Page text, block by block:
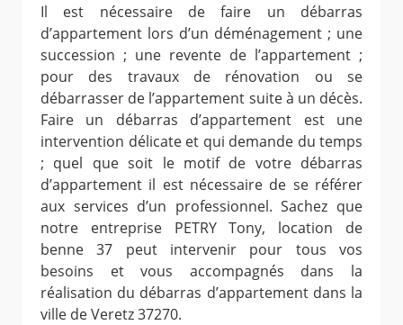
Il est nécessaire de faire un débarras
d’appartement lors d’un déménagement ; une
succession ; une revente de l’appartement ;
pour des travaux de rénovation ou se
débarrasser de l’appartement suite à un décès.
Faire un débarras d’appartement est une
intervention délicate et qui demande du temps
; quel que soit le motif de votre débarras
d’appartement il est nécessaire de se référer
aux services d’un professionnel. Sachez que
notre entreprise PETRY Tony, location de
benne 37 peut intervenir pour tous vos
besoins et vous accompagnés dans la
réalisation du débarras d’appartement dans la
ville de Veretz 37270.